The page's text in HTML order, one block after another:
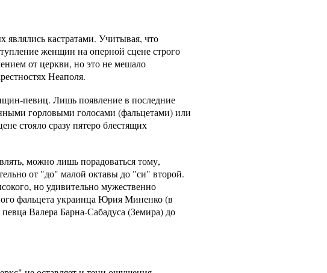
кастратами. Учитывая, что
женщин на оперной сцене строго
от церкви, но это не мешало
Неаполя.
певиц. Лишь появление в последние
горловыми голосами (фальцетами) или
стояло сразу пятеро блестящих
можно лишь порадоваться тому,
от "до" малой октавы до "си" второй.
но удивительно мужественно
фальцета украинца Юрия Миненко (в
Валера Барна-Сабадуса (Земира) до